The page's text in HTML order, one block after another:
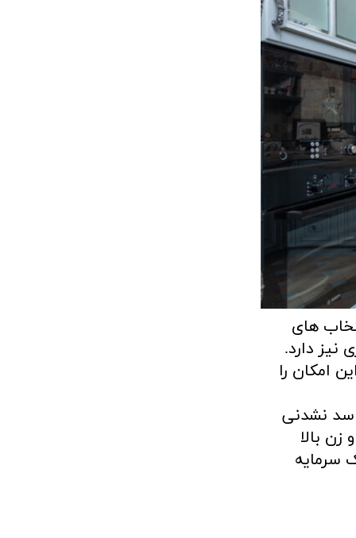
های
نیز دارد.
امکان را
نشدنی
زن بالا
سرمایه